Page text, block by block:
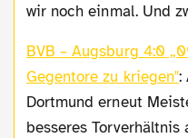
wir noch einmal. Und
BVB – Augsburg 4:0 „09 noch skurillere Arten,
Gegentore zu kriegen":
Dortmund erneut
besseres